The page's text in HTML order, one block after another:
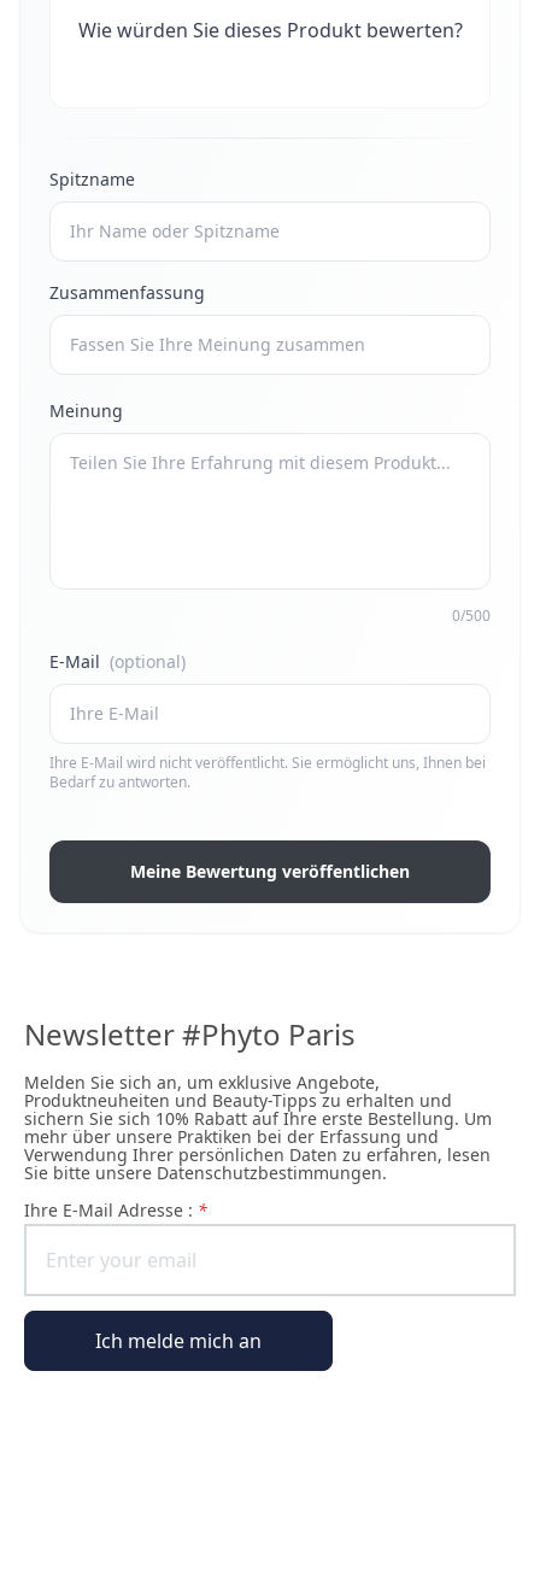
Wie würden Sie dieses Produkt bewerten?
Spitzname
Zusammenfassung
Meinung
0/500
E-Mail (optional)
Ihre E-Mail wird nicht veröffentlicht. Sie ermöglicht uns, Ihnen bei
Bedarf zu antworten.
Meine Bewertung veröffentlichen
Newsletter #Phyto Paris
Melden Sie sich an, um exklusive Angebote,
Produktneuheiten und Beauty-Tipps zu erhalten und
sichern Sie sich 10% Rabatt auf Ihre erste Bestellung. Um
mehr über unsere Praktiken bei der Erfassung und
Verwendung Ihrer persönlichen Daten zu erfahren, lesen
Sie bitte unsere Datenschutzbestimmungen.
Ihre E-Mail Adresse : *
Ich melde mich an